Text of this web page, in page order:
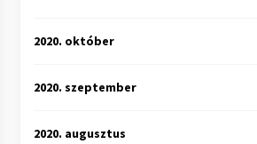
2020. október
2020. szeptember
2020. augusztus